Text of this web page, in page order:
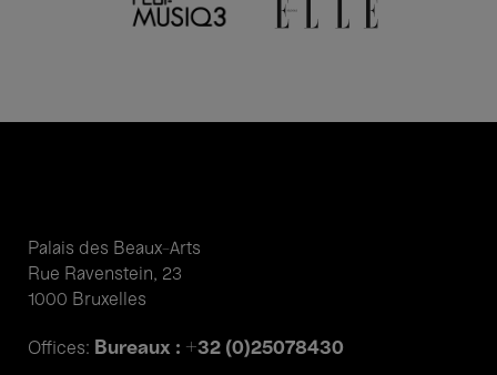
Palais des Beaux-Arts
Rue Ravenstein, 23
1000 Bruxelles
Offices: Bureaux : +32 (0)25078430